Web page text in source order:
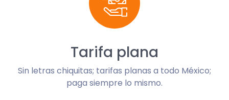
Tarifa plana
Sin letras chiquitas; tarifas planas a todo México;
paga siempre lo mismo.